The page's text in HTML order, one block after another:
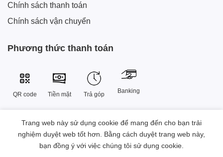
Chính sách thanh toán
Chính sách vận chuyển
Phương thức thanh toán
QR code Tiền mặt Trả góp
Banking
Công Ty TNHH Công Nghệ Sáng Tạo Xtech Việt Nam
38 Đường Số 9 , Khu đô thị Vạn Phúc, Phường Hiệp Bình, Thành
phố Hồ Chí Minh, Việt Nam.
Trang web này sử dụng cookie để mang đến cho bạn trải
nghiệm duyệt web tốt hơn. Bằng cách duyệt trang web này,
bạn đồng ý với việc chúng tôi sử dụng cookie.